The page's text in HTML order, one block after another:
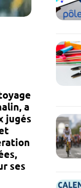
, a
jugés
ses